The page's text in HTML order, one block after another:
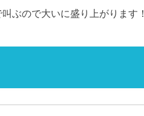
ぶので大いに盛り上がります！